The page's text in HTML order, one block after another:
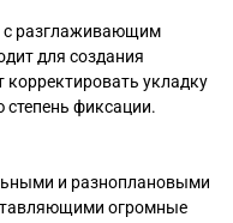
с разглаживающим
для создания
корректировать укладку
степень фиксации.
и разноплановыми
огромные